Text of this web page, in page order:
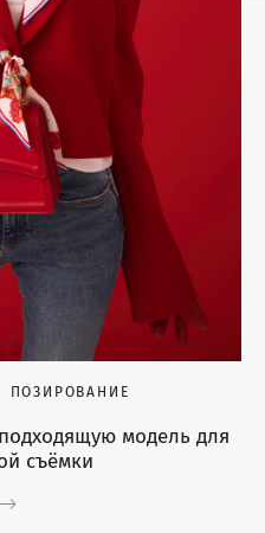
ПОЗИРОВАНИЕ
модель для
съёмки